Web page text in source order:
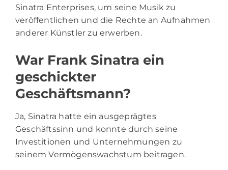
Sinatra Enterprises, um seine Musik zu
veröffentlichen und die Rechte an Aufnahmen
anderer Künstler zu erwerben.
War Frank Sinatra ein
geschickter
Geschäftsmann?
Ja, Sinatra hatte ein ausgeprägtes
Geschäftssinn und konnte durch seine
Investitionen und Unternehmungen zu
seinem Vermögenswachstum beitragen.